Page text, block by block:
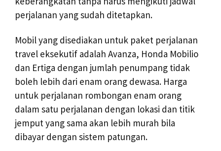
perjalanan yang sudah ditetapkan.
Mobil yang disediakan untuk paket perjalanan
travel eksekutif adalah Avanza, Honda Mobilio
dan Ertiga dengan jumlah penumpang tidak
boleh lebih dari enam orang dewasa. Harga
untuk perjalanan rombongan enam orang
dalam satu perjalanan dengan lokasi dan titik
jemput yang sama akan lebih murah bila
dibayar dengan sistem patungan.